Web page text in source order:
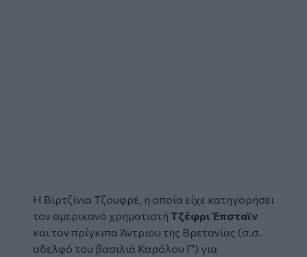
Η Βιρτζίνια Τζουφρέ, η οποία είχε κατηγορήσει
τον αμερικανό χρηματιστή Τζέφρι Έπσταϊν
και τον πρίγκιπα Άντριου της Βρετανίας (σ.σ.
αδελφό του βασιλιά Καρόλου Γ') για